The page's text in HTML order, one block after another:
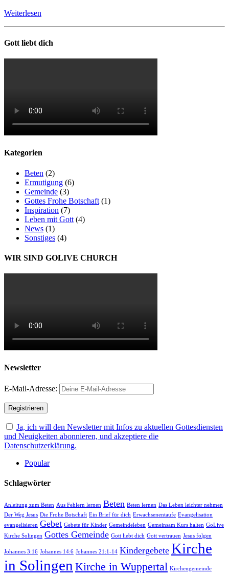
Weiterlesen
Gott liebt dich
Kategorien
Beten (2)
Ermutigung (6)
Gemeinde (3)
Gottes Frohe Botschaft (1)
Inspiration (7)
Leben mit Gott (4)
News (1)
Sonstiges (4)
WIR SIND GOLIVE CHURCH
Newsletter
E-Mail-Adresse:
Ja, ich will den Newsletter mit Infos zu aktuellen Gottesdiensten
und Neuigkeiten abonnieren, und akzeptiere die
Datenschutzerklärung.
Popular
Schlagwörter
Anleitung zum Beten Aus Fehlern lernen Beten Beten lernen Das Leben leichter nehmen
Der Weg Jesus Die Frohe Botschaft Ein Brief für dich Erwachsenentaufe Evangelisation
evangelisieren Gebet Gebete für Kinder Gemeindeleben Gemeinsam Kurs halten GoLive
Kirche Solingen Gottes Gemeinde Gott liebt dich Gott vertrauen Jesus folgen
Johannes 3:16 Johannes 14:6 Johannes 21:1-14 Kindergebete Kirche
in Solingen Kirche in Wuppertal Kirchengemeinde